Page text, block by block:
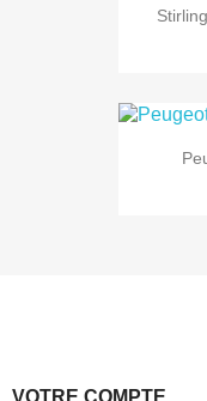
VOTRE COMPTE